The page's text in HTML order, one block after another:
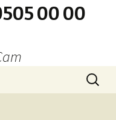
00 00
Arama: